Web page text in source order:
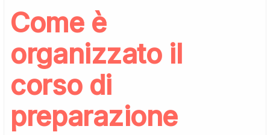
Come è
organizzato il
corso di
preparazione